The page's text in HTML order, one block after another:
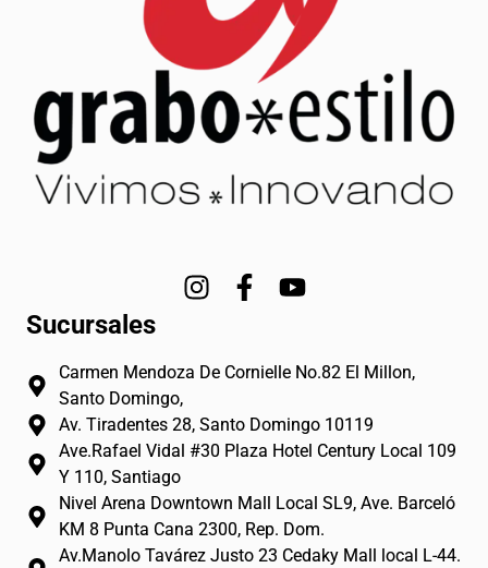
I
t
g
r
m
F
e
o
o
-
f
Y
t
b
e
Sucursales
Carmen Mendoza De Cornielle No.82 El Millon,
Santo Domingo,
Av. Tiradentes 28, Santo Domingo 10119
Ave.Rafael Vidal #30 Plaza Hotel Century Local 109
Y 110, Santiago
Nivel Arena Downtown Mall Local SL9, Ave. Barceló
KM 8 Punta Cana 2300, Rep. Dom.
Av.Manolo Tavárez Justo 23 Cedaky Mall local L-44.